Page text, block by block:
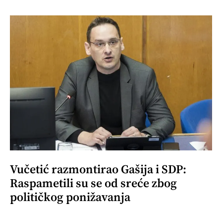
Vučetić razmontirao Gašija i SDP:
Raspametili su se od sreće zbog
političkog ponižavanja